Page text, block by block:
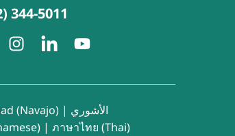
344-5011
(Navajo) | الأشوري
| ภาษาไทย (Thai)